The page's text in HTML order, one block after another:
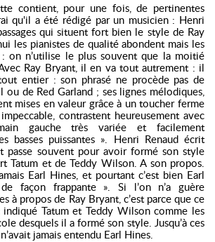
contient, pour une fois, de pertinentes
qu'il a été rédigé par un musicien : Henri
qui situent fort bien le style de Ray
les pianistes de qualité abondent mais les
on n’utilise le plus souvent que la moitié
Ray Bryant, il en va tout autrement : il
entier : son phrasé ne procède pas de
de Red Garland ; ses lignes mélodiques,
mises en valeur grâce à un toucher ferme
contrastent heureusement avec
gauche très variée et facilement
basses puissantes ». Henri Renaud écrit
passe souvent pour avoir formé son style
Tatum et de Teddy Wilson. A son propos.
Earl Hines, et pourtant c’est bien Earl
façon frappante ». Si l’on n’a guère
à propos de Ray Bryant, c’est parce que ce
Tatum et Teddy Wilson comme les
desquels il a formé son style. Jusqu’à ces
jamais entendu Earl Hines.